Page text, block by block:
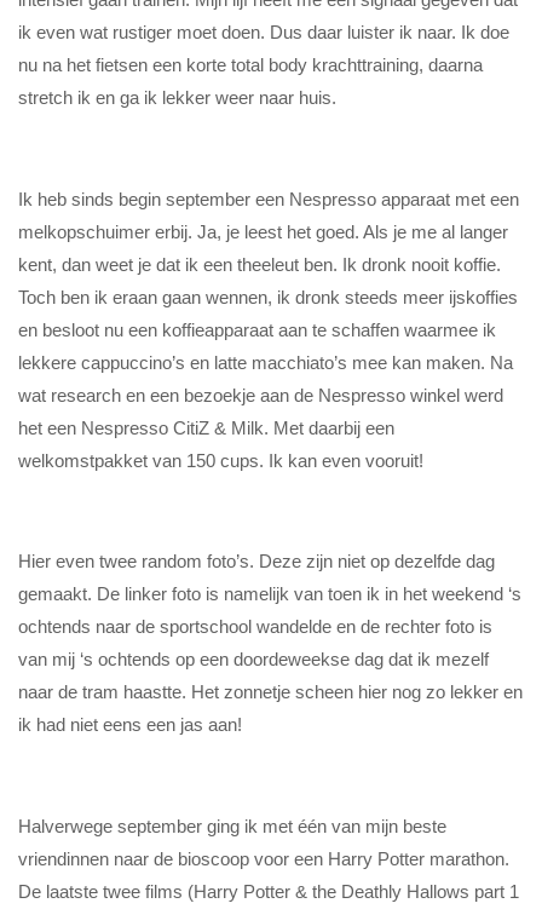
ik even wat rustiger moet doen. Dus daar luister ik naar. Ik doe
nu na het fietsen een korte total body krachttraining, daarna
stretch ik en ga ik lekker weer naar huis.
Ik heb sinds begin september een Nespresso apparaat met een
melkopschuimer erbij. Ja, je leest het goed. Als je me al langer
kent, dan weet je dat ik een theeleut ben. Ik dronk nooit koffie.
Toch ben ik eraan gaan wennen, ik dronk steeds meer ijskoffies
en besloot nu een koffieapparaat aan te schaffen waarmee ik
lekkere cappuccino’s en latte macchiato’s mee kan maken. Na
wat research en een bezoekje aan de Nespresso winkel werd
het een Nespresso CitiZ & Milk. Met daarbij een
welkomstpakket van 150 cups. Ik kan even vooruit!
Hier even twee random foto’s. Deze zijn niet op dezelfde dag
gemaakt. De linker foto is namelijk van toen ik in het weekend ‘s
ochtends naar de sportschool wandelde en de rechter foto is
van mij ‘s ochtends op een doordeweekse dag dat ik mezelf
naar de tram haastte. Het zonnetje scheen hier nog zo lekker en
ik had niet eens een jas aan!
Halverwege september ging ik met één van mijn beste
vriendinnen naar de bioscoop voor een Harry Potter marathon.
De laatste twee films (Harry Potter & the Deathly Hallows part 1